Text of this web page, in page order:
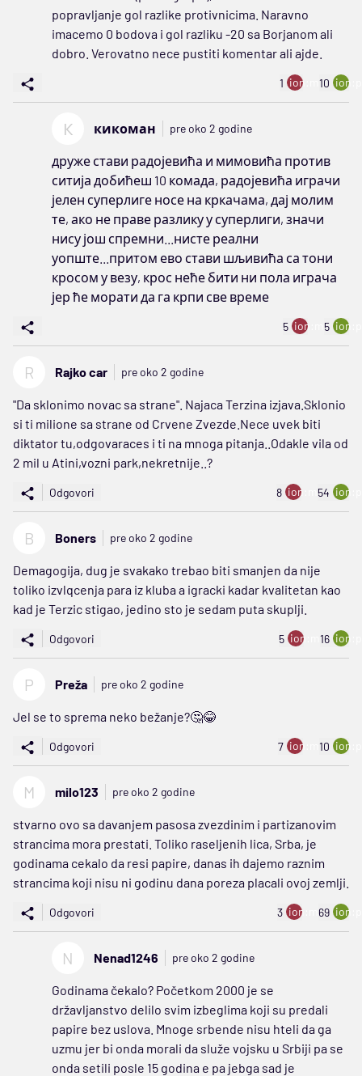
popravljanje gol razlike protivnicima. Naravno
imacemo 0 bodova i gol razliku -20 sa Borjanom ali
dobro. Verovatno nece pustiti komentar ali ajde.
1 ion:minus
10
К кикоман pre oko 2 godine
друже стави радојевића и мимовића против
ситија добићеш 10 комада, радојевића играчи
јелен суперлиге носе на кркачама, дај молим
те, ако не праве разлику у суперлиги, значи
нису још спремни...нисте реални
уопште...притом ево стави шљивића са тони
кросом у везу, крос неће бити ни пола играча
јер ће морати да га крпи све време
5 ion:minus
5
R Rajko car pre oko 2 godine
"Da sklonimo novac sa strane". Najaca Terzina izjava.Sklonio
si ti milione sa strane od Crvene Zvezde.Nece uvek biti
diktator tu,odgovaraces i ti na mnoga pitanja..Odakle vila od
2 mil u Atini,vozni park,nekretnije..?
Odgovori 8 ion:minus
54
B Boners pre oko 2 godine
Demagogija, dug je svakako trebao biti smanjen da nije
toliko izvlqcenja para iz kluba a igracki kadar kvalitetan kao
kad je Terzic stigao, jedino sto je sedam puta skuplji.
Odgovori 5 ion:minus
16
P Preža pre oko 2 godine
Jel se to sprema neko bežanje?🤔😂
Odgovori 7 ion:minus
10
M milo123 pre oko 2 godine
stvarno ovo sa davanjem pasosa zvezdinim i partizanovim
strancima mora prestati. Toliko raseljenih lica, Srba, je
godinama cekalo da resi papire, danas ih dajemo raznim
strancima koji nisu ni godinu dana poreza placali ovoj zemlji.
Odgovori 3 ion:minus
69
N Nenad1246 pre oko 2 godine
Godinama čekalo? Početkom 2000 je se
državljanstvo delilo svim izbeglima koji su predali
papire bez uslova. Mnoge srbende nisu hteli da ga
uzmu jer bi onda morali da služe vojsku u Srbiji pa se
onda setili posle 15 godina e pa jebga sad je